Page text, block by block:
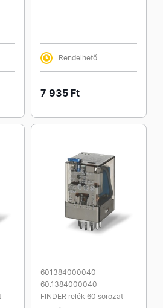
Rendelhető
7 935 Ft
601384000040
60.1384000040
FINDER relék 60 sorozat